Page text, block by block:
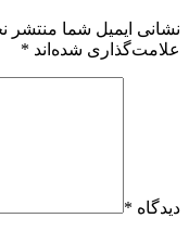
نشانی ایمیل شما منتشر
علامت‌گذاری شده‌اند *
دیدگاه *